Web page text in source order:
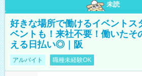
未読
好きな場所で働けるイベント
ベントも！来社不要！働いたそ
える日払い◎｜阪
アルバイト 職種未経験OK